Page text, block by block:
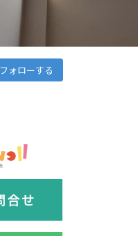
フォローする